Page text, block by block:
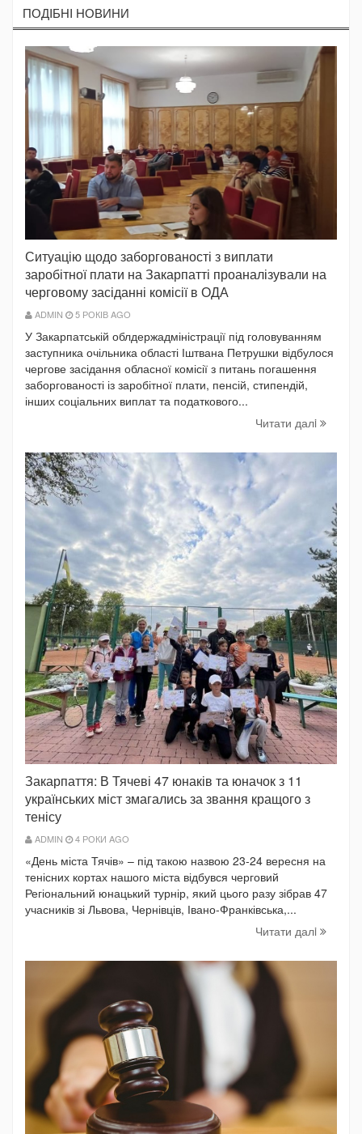
ПОДIБНI НОВИНИ
Ситуацію щодо заборгованості з виплати
заробітної плати на Закарпатті проаналізували на
черговому засіданні комісії в ОДА
ADMIN 5 РОКІВ AGO
У Закарпатській облдержадміністрації під головуванням
заступника очільника області Іштвана Петрушки відбулося
чергове засідання обласної комісії з питань погашення
заборгованості із заробітної плати, пенсій, стипендій,
інших соціальних виплат та податкового...
Читати далi
Закарпаття: В Тячеві 47 юнаків та юначок з 11
українських міст змагались за звання кращого з
тенісу
ADMIN 4 РОКИ AGO
«День міста Тячів» – під такою назвою 23-24 вересня на
тенісних кортах нашого міста відбувся черговий
Регіональний юнацький турнір, який цього разу зібрав 47
учасників зі Львова, Чернівців, Івано-Франківська,...
Читати далi